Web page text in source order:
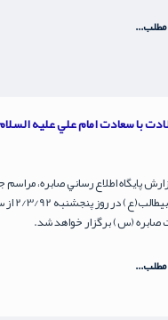
مطلب...
با سعادت امام علي عليه
پايگاه اطلاع رساني صابره،
صابره (س) برگزار خواهد شد.
مطلب...